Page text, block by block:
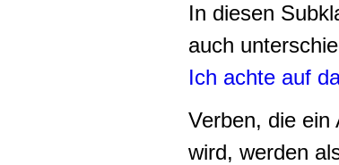
In diesen
auch
Ich achte auf
Verben, die ein
wird, werden